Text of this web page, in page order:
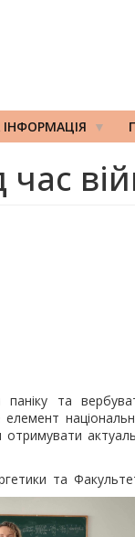
ІНФОРМАЦІЯ
час
та
та